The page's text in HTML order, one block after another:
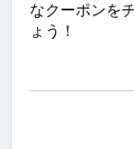
なクーポンを
ょう！